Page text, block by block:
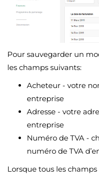
Pour sauvegarder un
les champs suivants:
Acheteur - votre
entreprise
Adresse - votre
entreprise
Numéro de TVA -
numéro de TVA
Lorsque tous les